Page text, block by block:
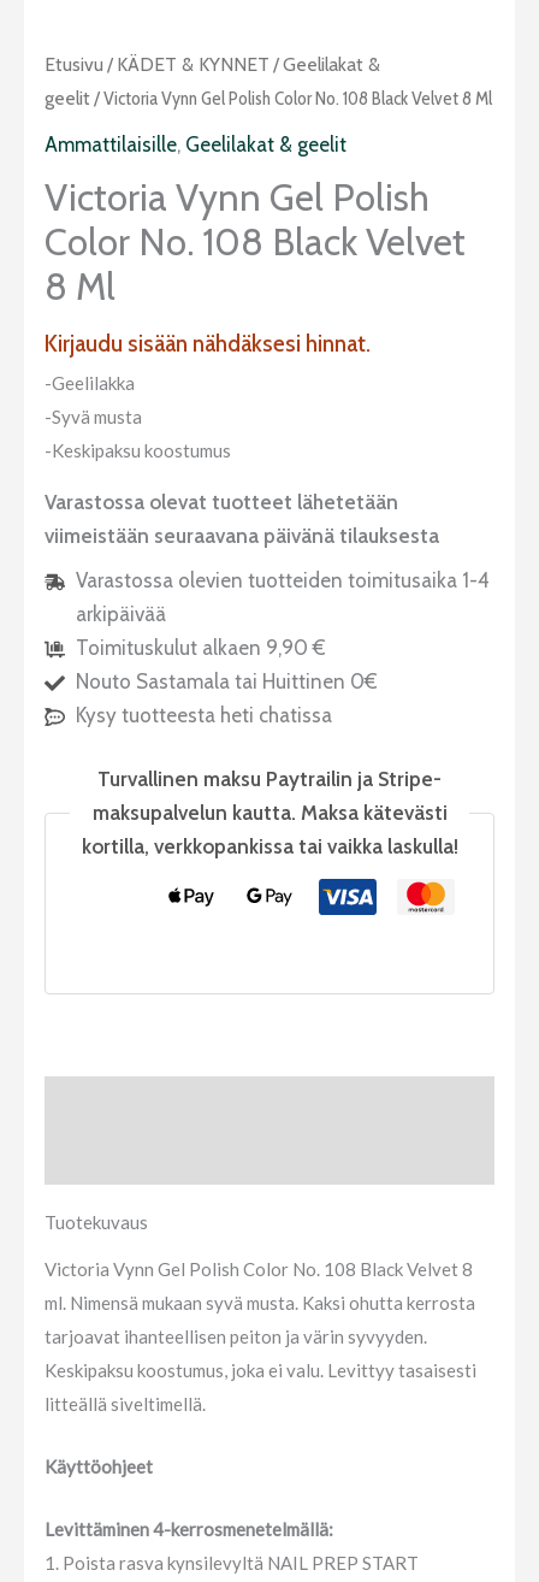
Etusivu / KÄDET & KYNNET /Geelilakat &
geelit/ Victoria Vynn Gel Polish Color No. 108 Black Velvet 8 Ml
Ammattilaisille, Geelilakat & geelit
Victoria Vynn Gel Polish
Color No. 108 Black Velvet
8 Ml
Kirjaudu sisään nähdäksesi hinnat.
-Geelilakka
-Syvä musta
-Keskipaksu koostumus
Varastossa olevat tuotteet lähetetään
viimeistään seuraavana päivänä tilauksesta
Varastossa olevien tuotteiden toimitusaika 1-4
arkipäivää
Toimituskulut alkaen 9,90 €
Nouto Sastamala tai Huittinen 0€
Kysy tuotteesta heti chatissa
Turvallinen maksu Paytrailin ja Stripe-
maksupalvelun kautta. Maksa kätevästi
kortilla, verkkopankissa tai vaikka laskulla!
Tuotekuvaus
Victoria Vynn Gel Polish Color No. 108 Black Velvet 8
ml. Nimensä mukaan syvä musta. Kaksi ohutta kerrosta
tarjoavat ihanteellisen peiton ja värin syvyyden.
Keskipaksu koostumus, joka ei valu. Levittyy tasaisesti
litteällä siveltimellä.
Käyttöohjeet
Levittäminen 4-kerrosmenetelmällä:
1. Poista rasva kynsilevyltä NAIL PREP START